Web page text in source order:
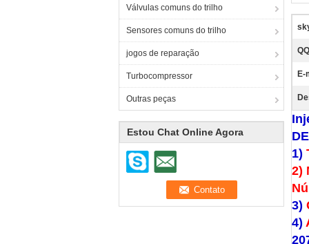
Válvulas comuns do trilho
Sensores comuns do trilho
jogos de reparação
Turbocompressor
Outras peças
Estou Chat Online Agora
E-
1)
2)
3)
4)